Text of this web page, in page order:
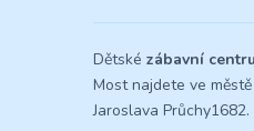
Dětské zábavní
Most najdete ve
Jaroslava Průchy1682.